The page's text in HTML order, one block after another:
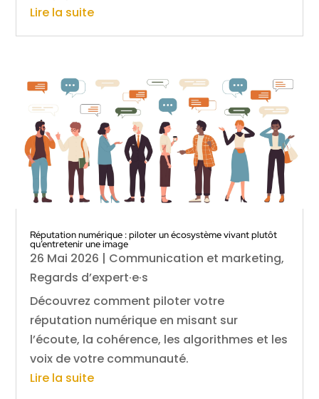
Lire la suite
Réputation numérique : piloter un écosystème vivant plutôt
qu’entretenir une image
26 Mai 2026 | Communication et marketing,
Regards d’expert·e·s
Découvrez comment piloter votre
réputation numérique en misant sur
l’écoute, la cohérence, les algorithmes et les
voix de votre communauté.
Lire la suite